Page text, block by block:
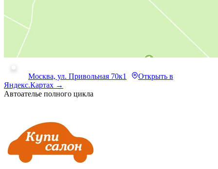
Москва, ул. Привольная 70к1
Открыть в
Яндекс.Картах →
Автоателье полного цикла